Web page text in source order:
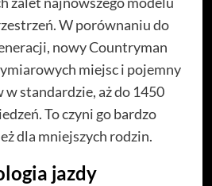
W porównaniu do
nowy Countryman
miejsc i pojemny
standardzie, aż do 1450
To czyni go bardzo
dla mniejszych rodzin.
jazdy